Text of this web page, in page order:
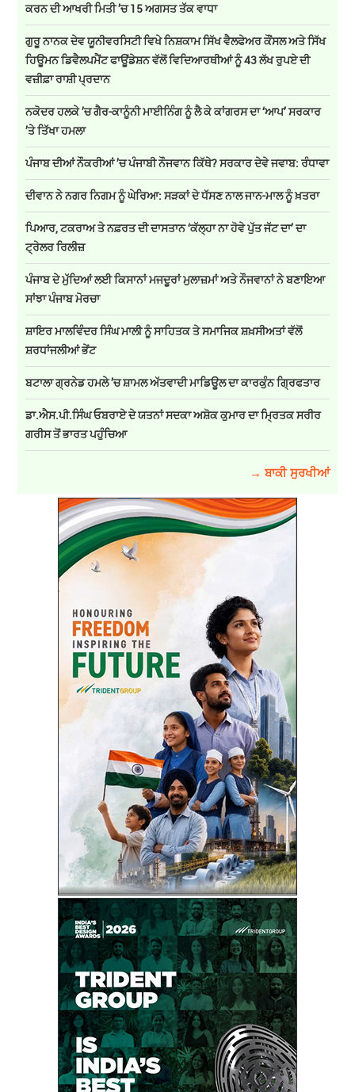
ਕਰਨ ਦੀ ਆਖਰੀ ਮਿਤੀ ’ਚ 15 ਅਗਸਤ ਤੱਕ ਵਾਧਾ
ਗੁਰੂ ਨਾਨਕ ਦੇਵ ਯੂਨੀਵਰਸਿਟੀ ਵਿਖੇ ਨਿਸ਼ਕਾਮ ਸਿੱਖ ਵੈਲਫੇਅਰ ਕੌਂਸਲ ਅਤੇ ਸਿੱਖ
ਹਿਊਮਨ ਡਿਵੈਲਪਮੈਂਟ ਫਾਊਂਡੇਸ਼ਨ ਵੱਲੋਂ ਵਿਦਿਆਰਥੀਆਂ ਨੂੰ 43 ਲੱਖ ਰੁਪਏ ਦੀ
ਵਜ਼ੀਫ਼ਾ ਰਾਸ਼ੀ ਪ੍ਰਦਾਨ
ਨਕੋਦਰ ਹਲਕੇ ’ਚ ਗੈਰ-ਕਾਨੂੰਨੀ ਮਾਈਨਿੰਗ ਨੂੰ ਲੈ ਕੇ ਕਾਂਗਰਸ ਦਾ ‘ਆਪ’ ਸਰਕਾਰ
’ਤੇ ਤਿੱਖਾ ਹਮਲਾ
ਪੰਜਾਬ ਦੀਆਂ ਨੌਕਰੀਆਂ ’ਚ ਪੰਜਾਬੀ ਨੌਜਵਾਨ ਕਿੱਥੇ? ਸਰਕਾਰ ਦੇਵੇ ਜਵਾਬ: ਰੰਧਾਵਾ
ਦੀਵਾਨ ਨੇ ਨਗਰ ਨਿਗਮ ਨੂੰ ਘੇਰਿਆ: ਸੜਕਾਂ ਦੇ ਧੱਸਣ ਨਾਲ ਜਾਨ-ਮਾਲ ਨੂੰ ਖ਼ਤਰਾ
ਪਿਆਰ, ਟਕਰਾਅ ਤੇ ਨਫ਼ਰਤ ਦੀ ਦਾਸਤਾਨ ‘ਕੱਲ੍ਹਾ ਨਾ ਹੋਵੇ ਪੁੱਤ ਜੱਟ ਦਾ’ ਦਾ
ਟ੍ਰੇਲਰ ਰਿਲੀਜ਼
ਪੰਜਾਬ ਦੇ ਮੁੱਦਿਆਂ ਲਈ ਕਿਸਾਨਾਂ ਮਜਦੂਰਾਂ ਮੁਲਾਜ਼ਮਾਂ ਅਤੇ ਨੌਜਵਾਨਾਂ ਨੇ ਬਣਾਇਆ
ਸਾਂਝਾ ਪੰਜਾਬ ਮੋਰਚਾ
ਸ਼ਾਇਰ ਮਾਲਵਿੰਦਰ ਸਿੰਘ ਮਾਲੀ ਨੂੰ ਸਾਹਿਤਕ ਤੇ ਸਮਾਜਿਕ ਸ਼ਖ਼ਸੀਅਤਾਂ ਵੱਲੋਂ
ਸ਼ਰਧਾਂਜਲੀਆਂ ਭੇਂਟ
ਬਟਾਲਾ ਗ੍ਰਨੇਡ ਹਮਲੇ ’ਚ ਸ਼ਾਮਲ ਅੱਤਵਾਦੀ ਮਾਡਿਊਲ ਦਾ ਕਾਰਕੁੰਨ ਗ੍ਰਿਫਤਾਰ
ਡਾ.ਐਸ.ਪੀ.ਸਿੰਘ ਓਬਰਾਏ ਦੇ ਯਤਨਾਂ ਸਦਕਾ ਅਸ਼ੋਕ ਕੁਮਾਰ ਦਾ ਮ੍ਰਿਤਕ ਸਰੀਰ
ਗਰੀਸ ਤੋਂ ਭਾਰਤ ਪਹੁੰਚਿਆ
→ ਬਾਕੀ ਸੁਰਖੀਆਂ